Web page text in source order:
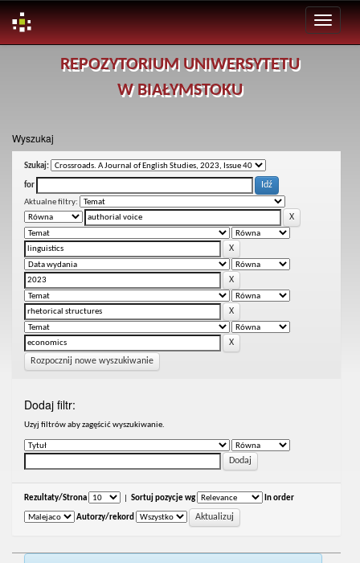
REPOZYTORIUM UNIWERSYTETU
W BIAŁYMSTOKU
Wyszukaj
Szukaj:
for
Aktualne filtry:
Rozpocznij nowe wyszukiwanie
Dodaj filtr:
Uzyj filtrów aby zagęścić wyszukiwanie.
Rezultaty/Strona Sortuj pozycje wg In order
Autorzy/rekord